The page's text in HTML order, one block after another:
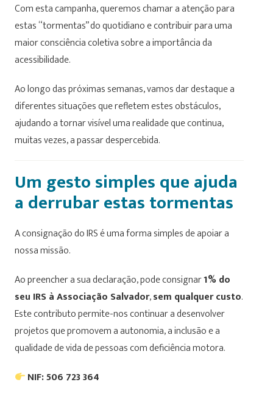
Com esta campanha, queremos chamar a atenção para
estas “tormentas” do quotidiano e contribuir para uma
maior consciência coletiva sobre a importância da
acessibilidade.
Ao longo das próximas semanas, vamos dar destaque a
diferentes situações que refletem estes obstáculos,
ajudando a tornar visível uma realidade que continua,
muitas vezes, a passar despercebida.
Um gesto simples que ajuda
a derrubar estas tormentas
A consignação do IRS é uma forma simples de apoiar a
nossa missão.
Ao preencher a sua declaração, pode consignar1% do
seu IRS à Associação Salvador,sem qualquer custo.
Este contributo permite-nos continuar a desenvolver
projetos que promovem a autonomia, a inclusão e a
qualidade de vida de pessoas com deficiência motora.
NIF: 506 723 364